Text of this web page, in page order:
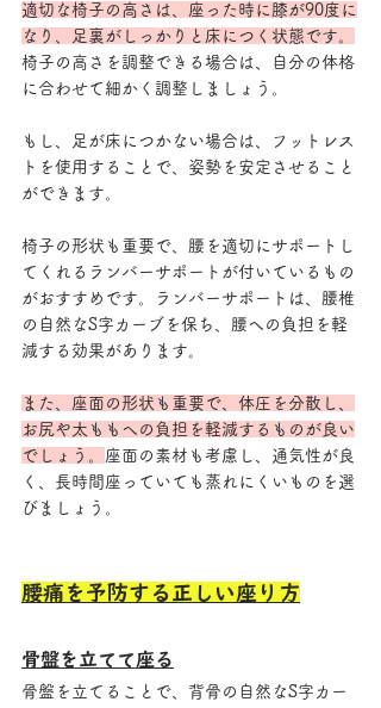
適切な椅子の高さは、座った時に膝が90度に
なり、足裏がしっかりと床につく状態です。
椅子の高さを調整できる場合は、自分の体格
に合わせて細かく調整しましょう。
もし、足が床につかない場合は、フットレス
トを使用することで、姿勢を安定させること
ができます。
椅子の形状も重要で、腰を適切にサポートし
てくれるランバーサポートが付いているもの
がおすすめです。ランバーサポートは、腰椎
の自然なS字カーブを保ち、腰への負担を軽
減する効果があります。
また、座面の形状も重要で、体圧を分散し、
お尻や太ももへの負担を軽減するものが良い
でしょう。 座面の素材も考慮し、通気性が良
く、長時間座っていても蒸れにくいものを選
びましょう。
腰痛を予防する正しい座り方
骨盤を立てて座る
骨盤を立てることで、背骨の自然なS字カー